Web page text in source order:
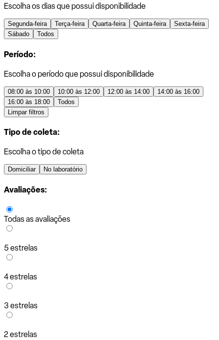
Escolha os dias que possui disponibilidade
Segunda-feira Terça-feira Quarta-feira Quinta-feira
Sexta-feira
Sábado
Todos
Período:
Escolha o período que possui disponibilidade
08:00 às 10:00 10:00 às 12:00 12:00 às 14:00
14:00 às 16:00
16:00 às 18:00
Todos
Limpar filtros
Tipo de coleta:
Escolha o tipo de coleta
Domiciliar No laboratório
Avaliações:
Todas as avaliações
5 estrelas
4 estrelas
3 estrelas
2 estrelas